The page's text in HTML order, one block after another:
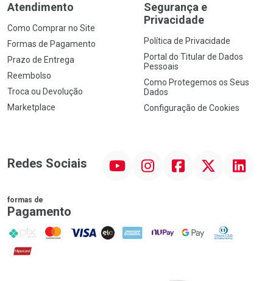
Atendimento
Como Comprar no Site
Formas de Pagamento
Prazo de Entrega
Reembolso
Troca ou Devolução
Marketplace
Segurança e
Privacidade
Política de Privacidade
Portal do Titular de Dados
Pessoais
Como Protegemos os Seus
Dados
Configuração de Cookies
Redes Sociais InstagramFacebookTwitter Linkedin
formas de
Pagamento
PIX MasterCard
VISA ELO AMEX NuPay Google PayDiners Club
Hipercard